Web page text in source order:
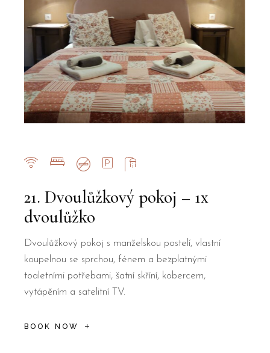
21. Dvoulůžkový pokoj – 1x
dvoulůžko
Dvoulůžkový pokoj s manželskou postelí, vlastní
koupelnou se sprchou, fénem a bezplatnými
toaletními potřebami, šatní skříní, kobercem,
vytápěním a satelitní TV.
BOOK NOW